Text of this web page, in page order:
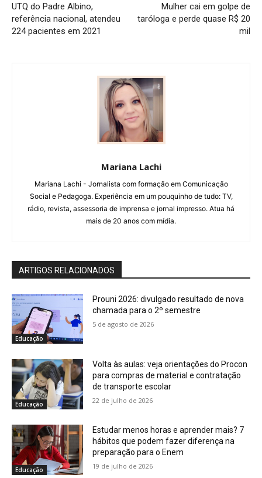
UTQ do Padre Albino,
referência nacional, atendeu
224 pacientes em 2021
Mulher cai em golpe de
taróloga e perde quase R$ 20
mil
Mariana Lachi
Mariana Lachi - Jornalista com formação em Comunicação
Social e Pedagoga. Experiência em um pouquinho de tudo: TV,
rádio, revista, assessoria de imprensa e jornal impresso. Atua há
mais de 20 anos com mídia.
ARTIGOS RELACIONADOS
Educação
Prouni 2026: divulgado resultado de nova
chamada para o 2º semestre
5 de agosto de 2026
Educação
Volta às aulas: veja orientações do Procon
para compras de material e contratação
de transporte escolar
22 de julho de 2026
Educação
Estudar menos horas e aprender mais? 7
hábitos que podem fazer diferença na
preparação para o Enem
19 de julho de 2026